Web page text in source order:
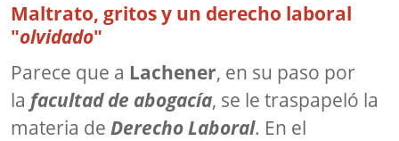
Maltrato, gritos y un derecho laboral
"olvidado"
Parece que a Lachener, en su paso por
la facultad de abogacía, se le traspapeló la
materia de Derecho Laboral. En el